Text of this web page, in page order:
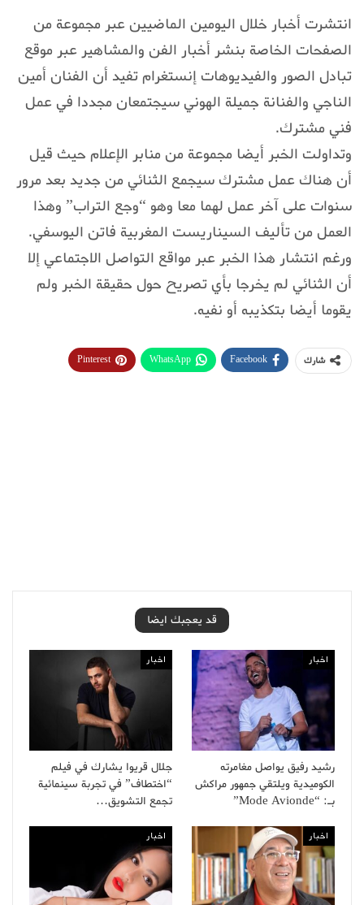
انتشرت أخبار خلال اليومين الماضيين عبر مجموعة من
الصفحات الخاصة بنشر أخبار الفن والمشاهير عبر موقع
تبادل الصور والفيديوهات إنستغرام تفيد أن الفنان أمين
الناجي والفنانة جميلة الهوني سيجتمعان مجددا في عمل
فني مشترك.
وتداولت الخبر أيضا مجموعة من منابر الإعلام حيث قيل
أن هناك عمل مشترك سيجمع الثنائي من جديد بعد مرور
سنوات على آخر عمل لهما معا وهو “وجع التراب” وهذا
العمل من تأليف السيناريست المغربية فاتن اليوسفي.
ورغم انتشار هذا الخبر عبر مواقع التواصل الاجتماعي إلا
أن الثنائي لم يخرجا بأي تصريح حول حقيقة الخبر ولم
يقوما أيضا بتكذيبه أو نفيه.
شارك Facebook
WhatsApp
Pinterest
قد يعجبك ايضا
اخبار
رشيد رفيق يواصل مغامرته
الكوميدية ويلتقي جمهور مراكش
بـ: “Mode Avionde”
اخبار
جلال قريوا يشارك في فيلم
“اختطاف” في تجربة سينمائية
تجمع التشويق…
اخبار اخبار